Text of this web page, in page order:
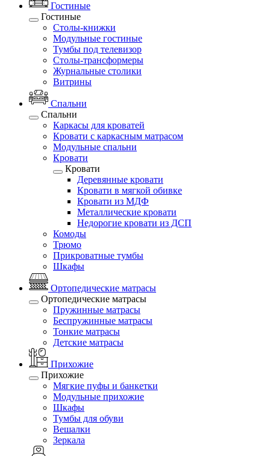
Гостиные
Гостиные
Столы-книжки
Модульные гостиные
Тумбы под телевизор
Столы-трансформеры
Журнальные столики
Витрины
Спальни
Спальни
Каркасы для кроватей
Кровати с каркасным матрасом
Модульные спальни
Кровати
Кровати
Деревянные кровати
Кровати в мягкой обивке
Кровати из МДФ
Металлические кровати
Недорогие кровати из ДСП
Комоды
Трюмо
Прикроватные тумбы
Шкафы
Ортопедические матрасы
Ортопедические матрасы
Пружинные матрасы
Беспружинные матрасы
Тонкие матрасы
Детские матрасы
Прихожие
Прихожие
Мягкие пуфы и банкетки
Модульные прихожие
Шкафы
Тумбы для обуви
Вешалки
Зеркала